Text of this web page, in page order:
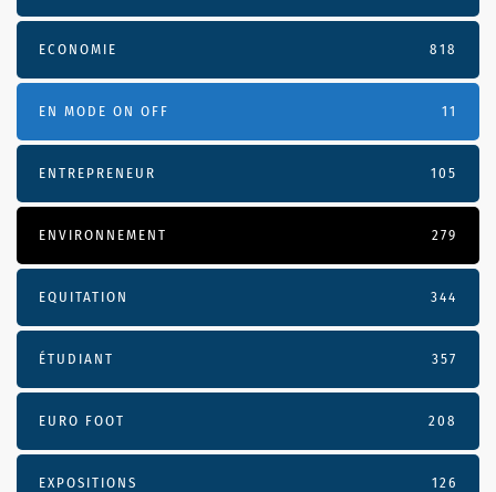
ECONOMIE 818
EN MODE ON OFF 11
ENTREPRENEUR 105
ENVIRONNEMENT 279
EQUITATION 344
ÉTUDIANT 357
EURO FOOT 208
EXPOSITIONS 126